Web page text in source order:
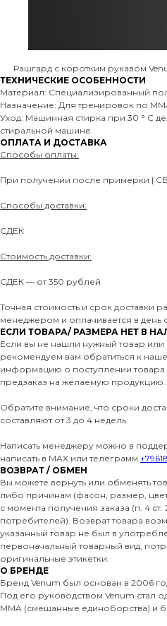
Рашгард с коротким рукавом
ТЕХНИЧЕСКИЕ ОСОБЕННОСТИ
Материал: Специализированный
Назначение: Для тренировок по
Уход: Машинная стирка при 30 ° C
стиральной машине.
ОПЛАТА И ДОСТАВКА
Способы оплаты:
При получении после примерки |
Способы доставки:
СДЕК
Стоимость доставки:
СДЕК — от 350 рублей
Точная стоимость и срок доставки
менеджером и оплачивается в день
ЕСЛИ ТОВАРА/ РАЗМЕРА НЕТ В
Если вы не нашли нужный товар
рекомендуем вам обратиться к
информацию о поступлении
предзаказ на желаемую продукцию.
Обратите внимание, что сроки
составляют от 3 до 4 недель.
Написать менеджеру можно в
написать в MAX или телеграмм
ВОЗВРАТ / ОБМЕН
Вы можете вернуть или обменять
либо причинам (фасон, размер,
с момента получения заказа (п. 4 ст.
потребителей). Возврат товара
указанный товар не был в
первоначальный товарный вид,
оригинальные этикетки.
О БРЕНДЕ
Бренд Venum был основан в 2006
Под его руководством Venum стал
MMA (смешанные единоборства) и